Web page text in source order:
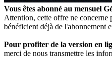
Vous êtes abonné au mensuel
Attention, cette offre ne concerne
bénéficient déjà de l'abonnement
Pour profiter de la version en
merci de nous transmettre les